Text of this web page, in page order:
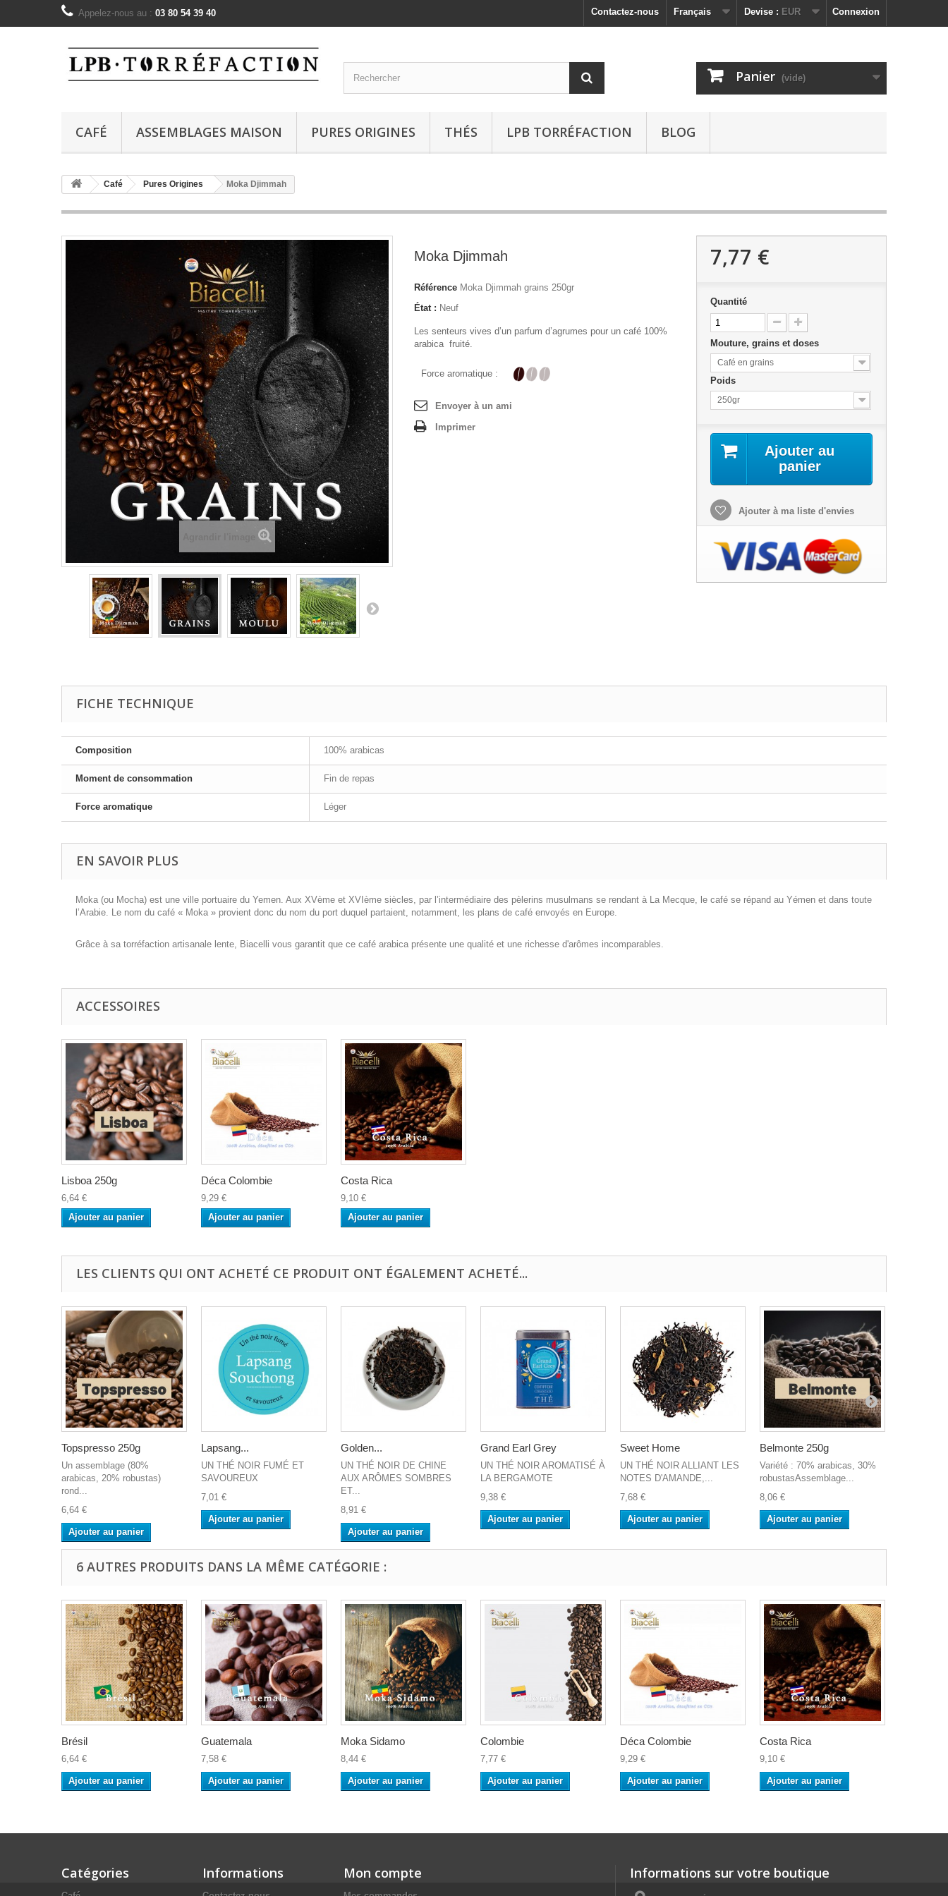
Connexion
Devise : EUR
Français
Contactez-nous
Appelez-nous au : 03 80 54 39 40
Panier (vide)
CAFÉ ASSEMBLAGES MAISON PURES ORIGINES THÉS LPB TORRÉFACTION BLOG
Café Pures Origines Moka Djimmah
Moka Djimmah
Référence Moka Djimmah grains 250gr
État : Neuf
Les senteurs vives d’un parfum d’agrumes pour un café 100%
arabica fruité.
Force aromatique :
Envoyer à un ami
Imprimer
7,77 €
Quantité
Mouture, grains et doses
Café en grains
Poids
250gr
Ajouter au
panier
Ajouter à ma liste d'envies
FICHE TECHNIQUE
Composition 100% arabicas
Moment de consommation Fin de repas
Force aromatique Léger
EN SAVOIR PLUS
Moka (ou Mocha) est une ville portuaire du Yemen. Aux XVème et XVIème siècles, par l’intermédiaire des pèlerins musulmans se rendant à La Mecque, le café se répand au Yémen et dans toute
l’Arabie. Le nom du café « Moka » provient donc du nom du port duquel partaient, notamment, les plans de café envoyés en Europe.
Grâce à sa torréfaction artisanale lente, Biacelli vous garantit que ce café arabica présente une qualité et une richesse d'arômes incomparables.
ACCESSOIRES
Lisboa 250g
6,64 €
Ajouter au panier
Déca Colombie
9,29 €
Ajouter au panier
Costa Rica
9,10 €
Ajouter au panier
LES CLIENTS QUI ONT ACHETÉ CE PRODUIT ONT ÉGALEMENT ACHETÉ...
Topspresso 250g
Un assemblage (80%
arabicas, 20% robustas)
rond...
6,64 €
Ajouter au panier
Lapsang...
UN THÉ NOIR FUMÉ ET
SAVOUREUX
7,01 €
Ajouter au panier
Golden...
UN THÉ NOIR DE CHINE
AUX ARÔMES SOMBRES
ET...
8,91 €
Ajouter au panier
Grand Earl Grey
UN THÉ NOIR AROMATISÉ À
LA BERGAMOTE
9,38 €
Ajouter au panier
Sweet Home
UN THÉ NOIR ALLIANT LES
NOTES D'AMANDE,...
7,68 €
Ajouter au panier
Belmonte 250g
Variété : 70% arabicas, 30%
robustasAssemblage...
8,06 €
Ajouter au panier
6 AUTRES PRODUITS DANS LA MÊME CATÉGORIE :
Brésil
6,64 €
Ajouter au panier
Guatemala
7,58 €
Ajouter au panier
Moka Sidamo
8,44 €
Ajouter au panier
Colombie
7,77 €
Ajouter au panier
Déca Colombie
9,29 €
Ajouter au panier
Costa Rica
9,10 €
Ajouter au panier
Catégories Informations Mon compte Informations sur votre boutique